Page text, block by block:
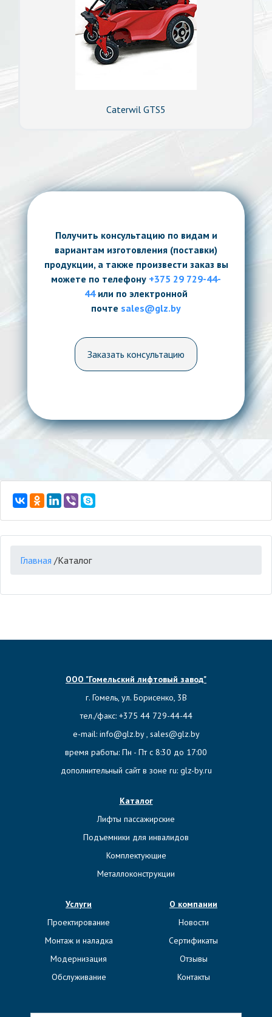
Caterwil GTS5
Получить консультацию по видам и
вариантам изготовления (поставки)
продукции, а также произвести заказ вы
можете по телефону ‎+375 29 729-44-
44или по электронной
почте sales@glz.by
Заказать консультацию
Главная /Каталог
ООО "Гомельский лифтовый завод"
г. Гомель, ул. Борисенко, 3В
тел./факс: ‎+375 44 729-44-44
e-mail: info@glz.by , sales@glz.by
время работы: Пн - Пт с 8:30 до 17:00
дополнительный сайт в зоне ru: glz-by.ru
Каталог
Лифты пассажирские
Подъемники для инвалидов
Комплектующие
Металлоконструкции
Услуги
Проектирование
Монтаж и наладка
Модернизация
Обслуживание
О компании
Новости
Сертификаты
Отзывы
Контакты